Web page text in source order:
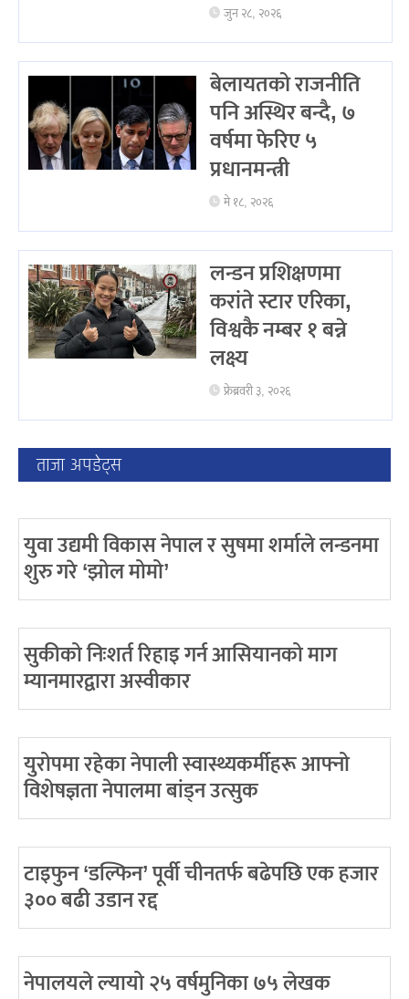
जुन २८, २०२६
बेलायतको राजनीति
पनि अस्थिर बन्दै, ७
वर्षमा फेरिए ५
प्रधानमन्त्री
मे १८, २०२६
लन्डन प्रशिक्षणमा
करांते स्टार एरिका,
विश्वकै नम्बर १ बन्ने
लक्ष्य
फ्रेब्रवरी ३, २०२६
ताजा अपडेट्स
युवा उद्यमी विकास नेपाल र सुषमा शर्माले लन्डनमा
शुरु गरे ‘झोल मोमो’
सुकीको निःशर्त रिहाइ गर्न आसियानको माग
म्यानमारद्वारा अस्वीकार
युरोपमा रहेका नेपाली स्वास्थ्यकर्मीहरू आफ्नो
विशेषज्ञता नेपालमा बांड्न उत्सुक
टाइफुन ‘डल्फिन’ पूर्वी चीनतर्फ बढेपछि एक हजार
३०० बढी उडान रद्द
नेपालयले ल्यायो २५ वर्षमुनिका ७५ लेखक